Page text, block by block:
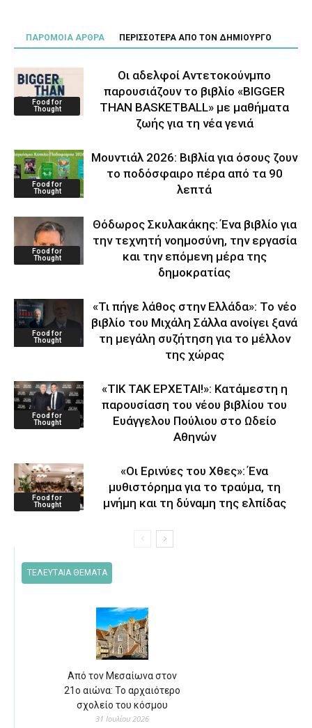
ΠΑΡΟΜΟΙΑ ΑΡΘΡΑ ΠΕΡΙΣΣΟΤΕΡΑ ΑΠΟ ΤΟΝ ΔΗΜΙΟΥΡΓΟ
Food for
Thought
Οι αδελφοί Αντετοκούνμπο
παρουσιάζουν το βιβλίο «BIGGER
THAN BASKETBALL» με μαθήματα
ζωής για τη νέα γενιά
Food for
Thought
Μουντιάλ 2026: Βιβλία για όσους ζουν
το ποδόσφαιρο πέρα από τα 90
λεπτά
Food for
Thought
Θόδωρος Σκυλακάκης: Ένα βιβλίο για
την τεχνητή νοημοσύνη, την εργασία
και την επόμενη μέρα της
δημοκρατίας
Food for
Thought
«Τι πήγε λάθος στην Ελλάδα»: Το νέο
βιβλίο του Μιχάλη Σάλλα ανοίγει ξανά
τη μεγάλη συζήτηση για το μέλλον
της χώρας
Food for
Thought
«ΤΙΚ ΤΑΚ ΕΡΧΕΤΑΙ!»: Κατάμεστη η
παρουσίαση του νέου βιβλίου του
Ευάγγελου Πούλιου στο Ωδείο
Αθηνών
Food for
Thought
«Οι Ερινύες του Χθες»: Ένα
μυθιστόρημα για το τραύμα, τη
μνήμη και τη δύναμη της ελπίδας
ΤΕΛΕΥΤΑΙΑ ΘΕΜΑΤΑ
Από τον Μεσαίωνα στον
21ο αιώνα: Το αρχαιότερο
σχολείο του κόσμου
31 Ιουλίου 2026